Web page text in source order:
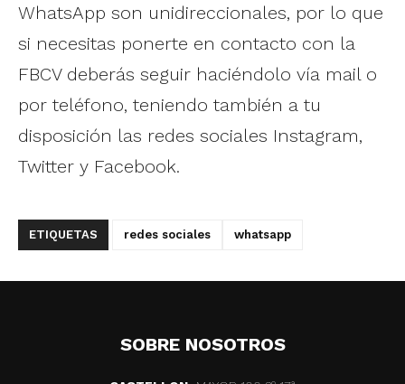
WhatsApp son unidireccionales, por lo que
si necesitas ponerte en contacto con la
FBCV deberás seguir haciéndolo vía mail o
por teléfono, teniendo también a tu
disposición las redes sociales Instagram,
Twitter y Facebook.
ETIQUETAS redes sociales whatsapp
SOBRE NOSOTROS